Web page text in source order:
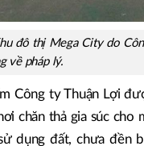
đô thị Mega City do
về pháp lý.
Công ty Thuận Lợi
chăn thả gia súc
dụng đất, chưa đền